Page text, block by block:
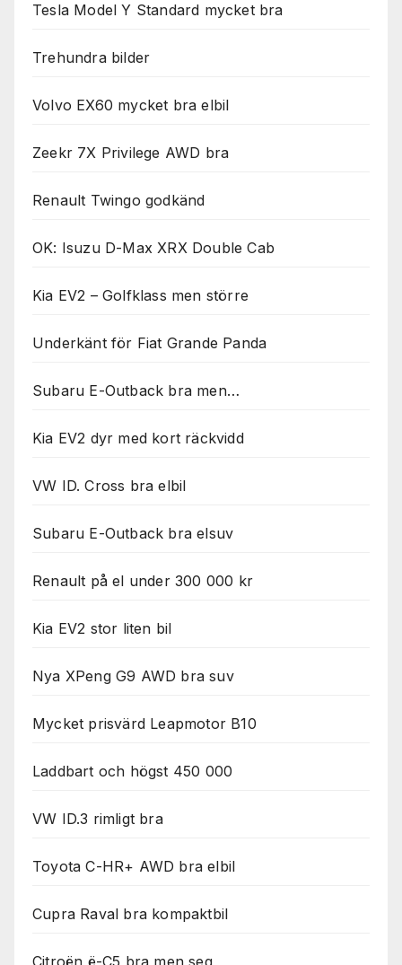
Tesla Model Y Standard mycket bra
Trehundra bilder
Volvo EX60 mycket bra elbil
Zeekr 7X Privilege AWD bra
Renault Twingo godkänd
OK: Isuzu D-Max XRX Double Cab
Kia EV2 – Golfklass men större
Underkänt för Fiat Grande Panda
Subaru E-Outback bra men…
Kia EV2 dyr med kort räckvidd
VW ID. Cross bra elbil
Subaru E-Outback bra elsuv
Renault på el under 300 000 kr
Kia EV2 stor liten bil
Nya XPeng G9 AWD bra suv
Mycket prisvärd Leapmotor B10
Laddbart och högst 450 000
VW ID.3 rimligt bra
Toyota C-HR+ AWD bra elbil
Cupra Raval bra kompaktbil